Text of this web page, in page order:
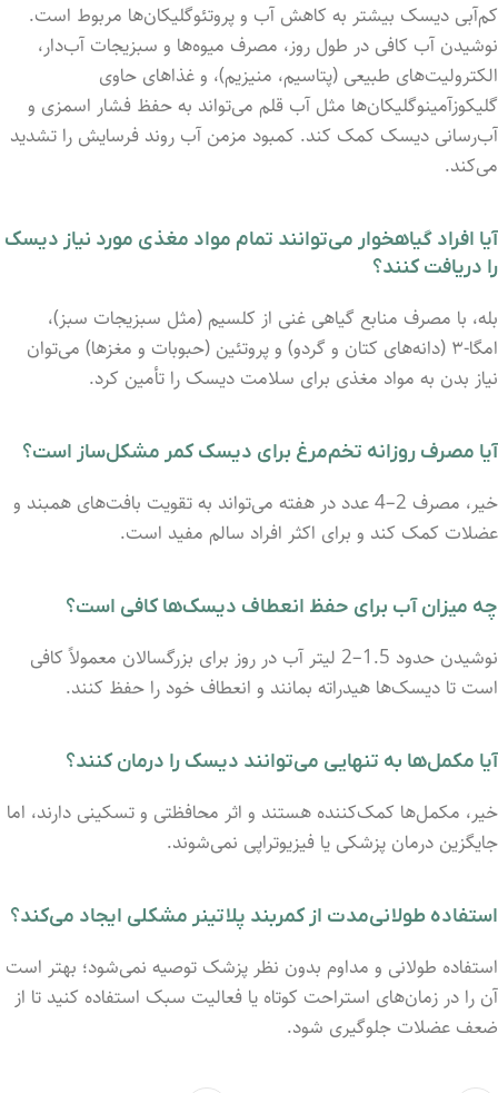
کم‌آبی دیسک بیشتر به کاهش آب و پروتئوگلیکان‌ها مربوط است.
نوشیدن آب کافی در طول روز، مصرف میوه‌ها و سبزیجات آب‌دار،
الکترولیت‌های طبیعی (پتاسیم، منیزیم)، و غذاهای حاوی
گلیکوزآمینوگلیکان‌ها مثل آب قلم می‌تواند به حفظ فشار اسمزی و
آب‌رسانی دیسک کمک کند. کمبود مزمن آب روند فرسایش را تشدید
می‌کند.
آیا افراد گیاهخوار می‌توانند تمام مواد مغذی مورد نیاز دیسک
را دریافت کنند؟
بله، با مصرف منابع گیاهی غنی از کلسیم (مثل سبزیجات سبز)،
امگا-۳ (دانه‌های کتان و گردو) و پروتئین (حبوبات و مغزها) می‌توان
نیاز بدن به مواد مغذی برای سلامت دیسک را تأمین کرد.
آیا مصرف روزانه تخم‌مرغ برای دیسک کمر مشکل‌ساز است؟
خیر، مصرف 2–4 عدد در هفته می‌تواند به تقویت بافت‌های همبند و
عضلات کمک کند و برای اکثر افراد سالم مفید است.
چه میزان آب برای حفظ انعطاف دیسک‌ها کافی است؟
نوشیدن حدود 1.5–2 لیتر آب در روز برای بزرگسالان معمولاً کافی
است تا دیسک‌ها هیدراته بمانند و انعطاف خود را حفظ کنند.
آیا مکمل‌ها به تنهایی می‌توانند دیسک را درمان کنند؟
خیر، مکمل‌ها کمک‌کننده هستند و اثر محافظتی و تسکینی دارند، اما
جایگزین درمان پزشکی یا فیزیوتراپی نمی‌شوند.
استفاده طولانی‌مدت از کمربند پلاتینر مشکلی ایجاد می‌کند؟
استفاده طولانی و مداوم بدون نظر پزشک توصیه نمی‌شود؛ بهتر است
آن را در زمان‌های استراحت کوتاه یا فعالیت سبک استفاده کنید تا از
ضعف عضلات جلوگیری شود.